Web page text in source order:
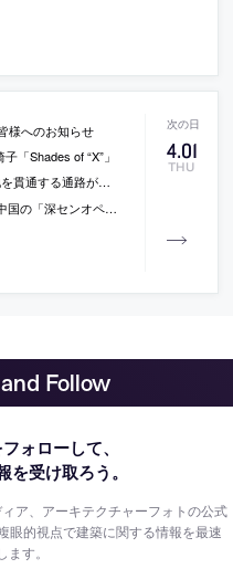
4.01
THU
様へのお知らせ
「Shades of “X”」
店「aoki / fruits peaks Fukushima」
海の光」をテーマにした本提案が1等に選定
Follow
ォローして、
を受け取ろう。
ア、アーキテクチャーフォトの公式
眼的視点で建築に関する情報を最速
す。